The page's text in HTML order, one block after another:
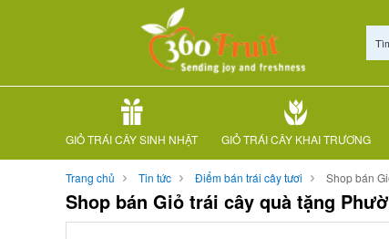
GIỎ TRÁI CÂY SINH NHẬT GIỎ TRÁI CÂY KHAI TRƯƠNG
Trang chủ Tin tức Điểm bán trái cây tươi Shop bán
Shop bán Giỏ trái cây quà tặng